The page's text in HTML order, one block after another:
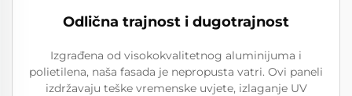
Odlična trajnost i dugotrajnost
Izgrađena od visokokvalitetnog aluminijuma i
polietilena, naša fasada je nepropusta vatri. Ovi paneli
izdržavaju teške vremenske uvjete, izlaganje UV